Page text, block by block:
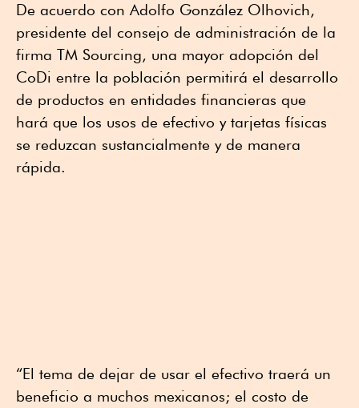
De acuerdo con Adolfo González Olhovich,
presidente del consejo de administración de la
firma TM Sourcing, una mayor adopción del
CoDi entre la población permitirá el desarrollo
de productos en entidades financieras que
hará que los usos de efectivo y tarjetas físicas
se reduzcan sustancialmente y de manera
rápida.
“El tema de dejar de usar el efectivo traerá un
beneficio a muchos mexicanos; el costo de